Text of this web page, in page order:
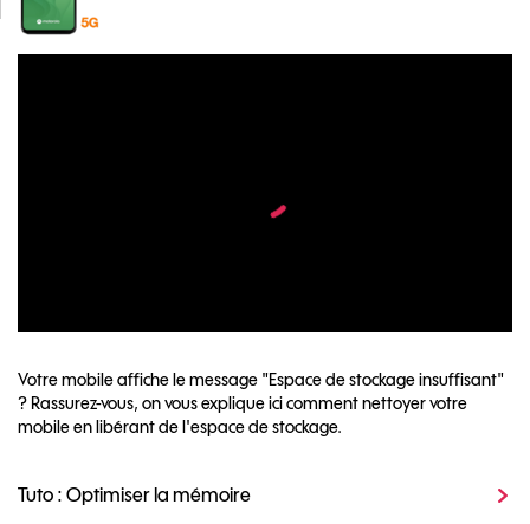
Votre mobile affiche le message "Espace de stockage insuffisant"
? Rassurez-vous, on vous explique ici comment nettoyer votre
mobile en libérant de l'espace de stockage.
Tuto : Optimiser la mémoire